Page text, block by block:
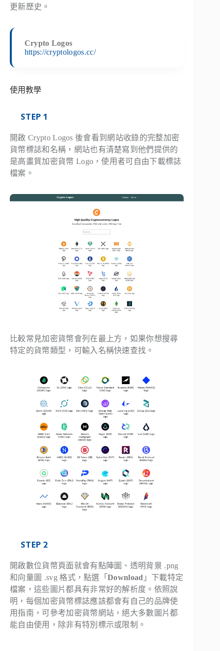
更新歷史。
Crypto Logos
https://cryptologos.cc/
使用教學
STEP 1
開啟 Crypto Logos 後會看到網站收錄的完整加密
貨幣標誌和名稱，網站也有清楚寫到他們提供的
是高畫質加密貨幣 Logo，使用者可自由下載標誌
檔案。
比較常見加密貨幣會列在最上方，如果你想搜尋
特定的貨幣類型，可輸入名稱快速查找。
STEP 2
開啟數位貨幣頁面就會有點陣圖、透明背景 .png
和向量圖 .svg 格式，點選「Download 」下載特定
檔案，這些圖片都具有非常好的解析度。依照說
明，每個加密貨幣標誌應該都會有自己的品牌使
用指南，可參考加密貨幣網站，絕大多數圖片都
能自由使用，除非有特別標示或限制。